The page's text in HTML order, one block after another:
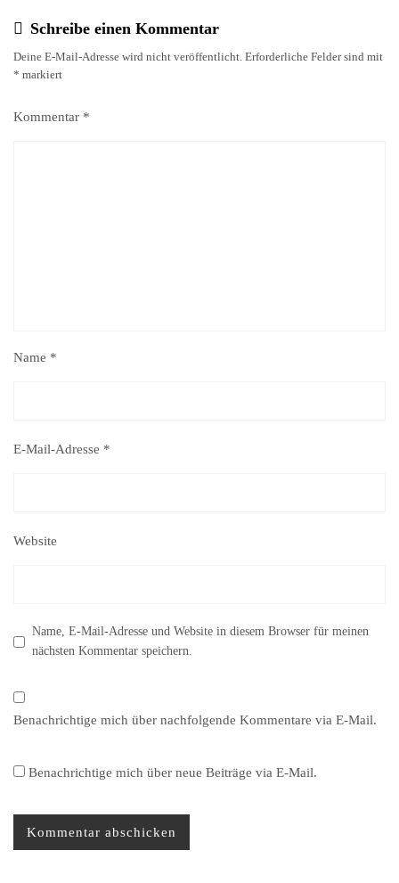
Schreibe einen Kommentar
Deine E-Mail-Adresse wird nicht veröffentlicht. Erforderliche Felder sind mit
* markiert
Kommentar *
Name *
E-Mail-Adresse *
Website
Name, E-Mail-Adresse und Website in diesem Browser für meinen
nächsten Kommentar speichern.
Benachrichtige mich über nachfolgende Kommentare via E-Mail.
Benachrichtige mich über neue Beiträge via E-Mail.